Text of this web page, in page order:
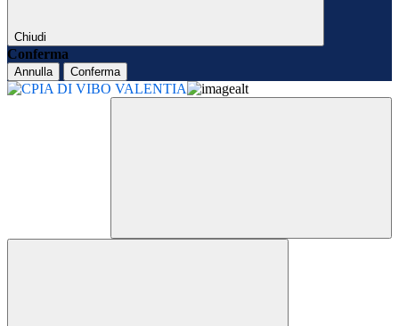
Chiudi
Conferma
Annulla Conferma